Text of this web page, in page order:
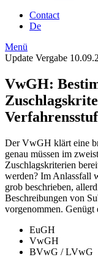
Contact
De
Menü
Update Vergabe
VwGH:
Der VwGH klärt eine
genau müssen im
Zuschlagskriterien
werden? Im Anlassfall
grob beschrieben,
Beschreibungen von
vorgenommen. Genügt
EuGH
VwGH
BVwG / LVwG